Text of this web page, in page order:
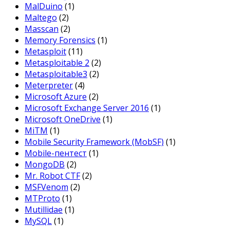
MalDuino (1)
Maltego (2)
Masscan (2)
Memory Forensics (1)
Metasploit(11)
Metasploitable 2 (2)
Metasploitable3 (2)
Meterpreter(4)
Microsoft Azure (2)
Microsoft Exchange Server 2016 (1)
Microsoft OneDrive (1)
MiTM (1)
Mobile Security Framework (MobSF) (1)
Mobile-пентест (1)
MongoDB (2)
Mr. Robot CTF(2)
MSFVenom (2)
MTProto (1)
Mutillidae (1)
MySQL(1)